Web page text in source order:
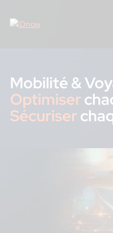
content
Mobilité &
Optimiser
Sécuriser